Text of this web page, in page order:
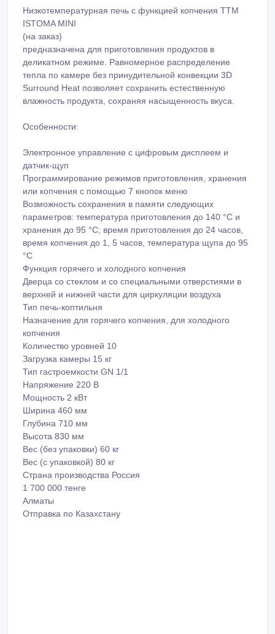
Низкотемпературная печь с функцией копчения ТТМ
ISTOMA MINI
(на заказ)
предназначена для приготовления продуктов в
деликатном режиме. Равномерное распределение
тепла по камере без принудительной конвекции 3D
Surround Heat позволяет сохранить естественную
влажность продукта, сохраняя насыщенность вкуса.
Особенности:
Электронное управление с цифровым дисплеем и
датчик-щуп
Программирование режимов приготовления, хранения
или копчения с помощью 7 кнопок меню
Возможность сохранения в памяти следующих
параметров: температура приготовления до 140 °С и
хранения до 95 °С; время приготовления до 24 часов,
время копчения до 1, 5 часов, температура щупа до 95
°С
Функция горячего и холодного копчения
Дверца со стеклом и со специальными отверстиями в
верхней и нижней части для циркуляции воздуха
Тип печь-коптильня
Назначение для горячего копчения, для холодного
копчения
Количество уровней 10
Загрузка камеры 15 кг
Тип гастроемкости GN 1/1
Напряжение 220 В
Мощность 2 кВт
Ширина 460 мм
Глубина 710 мм
Высота 830 мм
Вес (без упаковки) 60 кг
Вес (с упаковкой) 80 кг
Страна производства Россия
1 700 000 тенге
Алматы
Отправка по Казахстану